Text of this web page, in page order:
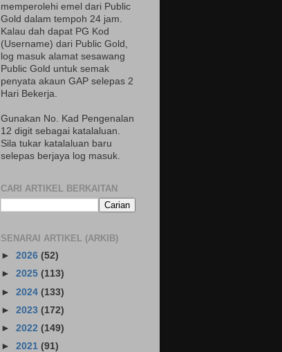
memperolehi emel dari Public
Gold dalam tempoh 24 jam.
Kalau dah dapat PG Kod
(Username) dari Public Gold,
log masuk alamat sesawang
Public Gold untuk semak
penyata akaun GAP selepas 2
Hari Bekerja.
Gunakan No. Kad Pengenalan
12 digit sebagai katalaluan.
Sila tukar katalaluan baru
selepas berjaya log masuk.
CARI ARTIKEL BERKAITAN
SENARAI ARTIKEL (ARKIB)
► 2026 (52)
► 2025 (113)
► 2024 (133)
► 2023 (172)
► 2022 (149)
► 2021 (91)